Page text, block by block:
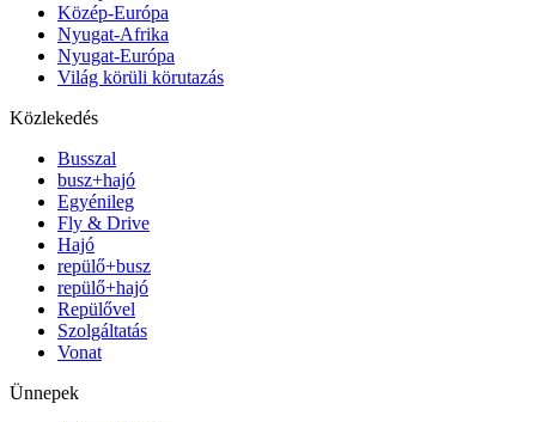
Közép-Európa
Nyugat-Afrika
Nyugat-Európa
Világ körüli körutazás
Közlekedés
Busszal
busz+hajó
Egyénileg
Fly & Drive
Hajó
repülő+busz
repülő+hajó
Repülővel
Szolgáltatás
Vonat
Ünnepek